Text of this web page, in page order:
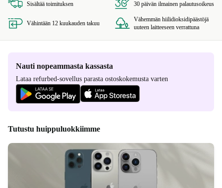
Sisältää toimituksen 30 päivän ilmainen palautusoikeus
Vähintään 12 kuukauden takuu
Vähemmän hiilidioksidipäästöjä
uuteen laitteeseen verrattuna
Nauti nopeammasta kassasta
Lataa refurbed-sovellus parasta ostoskokemusta varten
Tutustu huippuluokkiimme